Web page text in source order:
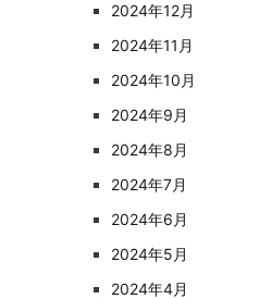
2024年12月
2024年11月
2024年10月
2024年9月
2024年8月
2024年7月
2024年6月
2024年5月
2024年4月